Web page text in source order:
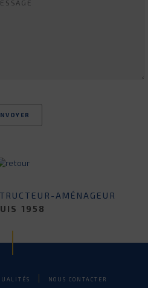
AMÉNAGEUR
1958
NOUS CONTACTER